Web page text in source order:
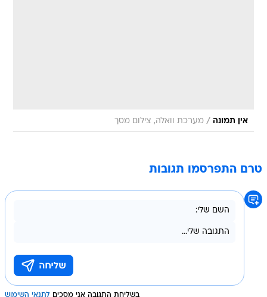
אין תמונה / מערכת וואלה, צילום מסך
טרם התפרסמו תגובות
בשליחת התגובה אני מסכים לתנאי השימוש